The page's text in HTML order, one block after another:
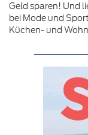
Geld sparen! Und
bei Mode und
Küchen- und